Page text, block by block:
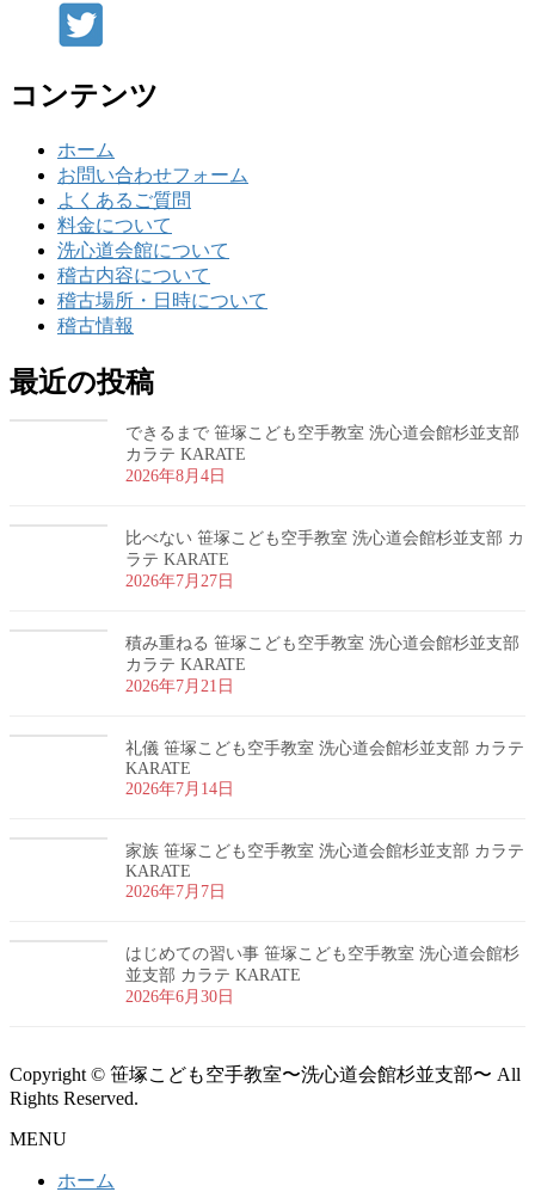
コンテンツ
ホーム
お問い合わせフォーム
よくあるご質問
料金について
洗心道会館について
稽古内容について
稽古場所・日時について
稽古情報
最近の投稿
できるまで 笹塚こども空手教室 洗心道会館杉並支部
カラテ KARATE
2026年8月4日
比べない 笹塚こども空手教室 洗心道会館杉並支部 カ
ラテ KARATE
2026年7月27日
積み重ねる 笹塚こども空手教室 洗心道会館杉並支部
カラテ KARATE
2026年7月21日
礼儀 笹塚こども空手教室 洗心道会館杉並支部 カラテ
KARATE
2026年7月14日
家族 笹塚こども空手教室 洗心道会館杉並支部 カラテ
KARATE
2026年7月7日
はじめての習い事 笹塚こども空手教室 洗心道会館杉
並支部 カラテ KARATE
2026年6月30日
Copyright © 笹塚こども空手教室〜洗心道会館杉並支部〜 All
Rights Reserved.
MENU
ホーム